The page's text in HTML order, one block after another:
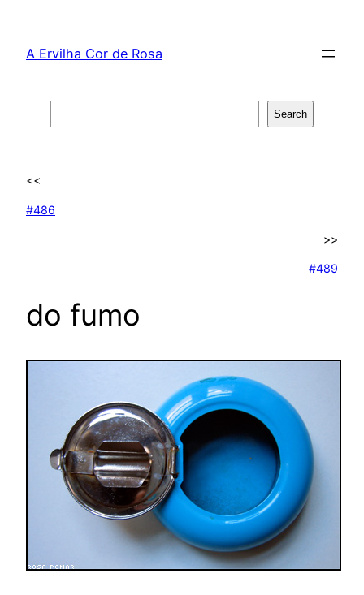
content
A Ervilha Cor de Rosa
Search
<<
#486
>>
#489
do fumo